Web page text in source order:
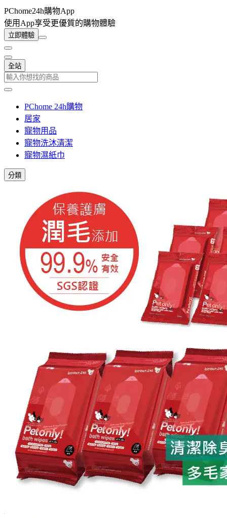
PChome24h購物App
使用App享受更優質的購物體驗
立即體驗
全站
PChome 24h購物
居家
寵物用品
寵物洗沐清潔
寵物濕紙巾
分類